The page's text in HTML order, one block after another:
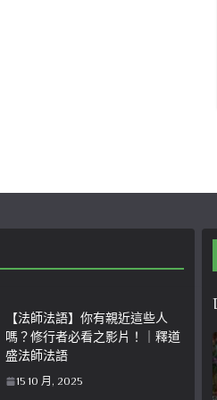
【法師法語】你有親近這些人
嗎？修行者必看之影片！｜釋道
盛法師法語
15 10 月, 2025